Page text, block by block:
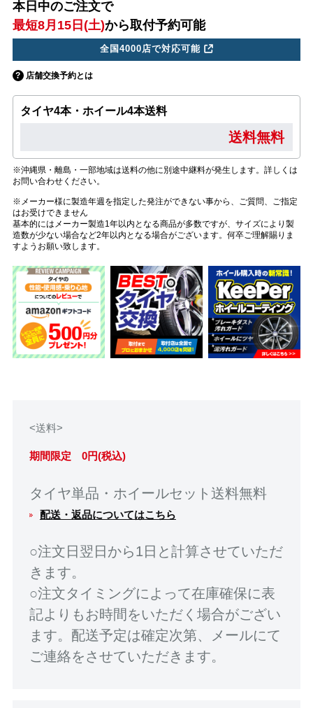
本日中のご注文で
最短8月15日(土)から取付予約可能
全国4000店で対応可能
店舗交換予約とは
タイヤ4本・ホイール4本送料
送料無料
※沖縄県・離島・一部地域は送料の他に別途中継料が発生します。詳しくは
お問い合わせください。
※メーカー様に製造年週を指定した発注ができない事から、ご質問、ご指定
はお受けできません
基本的にはメーカー製造1年以内となる商品が多数ですが、サイズにより製
造数が少ない場合など2年以内となる場合がございます。何卒ご理解賜りま
すようお願い致します。
<送料>
期間限定 0円(税込)
タイヤ単品・ホイールセット送料無料
配送・返品についてはこちら
○注文日翌日から1日と計算させていただ
きます。
○注文タイミングによって在庫確保に表
記よりもお時間をいただく場合がござい
ます。配送予定は確定次第、メールにて
ご連絡をさせていただきます。